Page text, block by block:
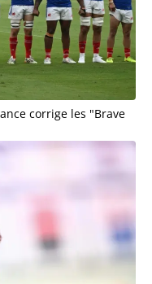
corrige les "Brave